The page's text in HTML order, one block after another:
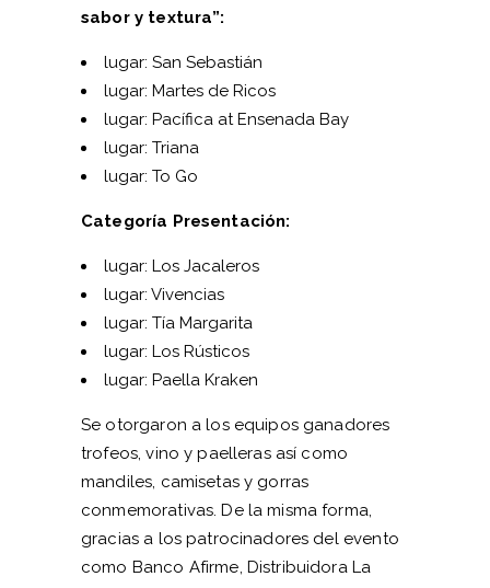
sabor y textura”:
lugar: San Sebastián
lugar: Martes de Ricos
lugar: Pacífica at Ensenada Bay
lugar: Triana
lugar: To Go
Categoría Presentación:
lugar: Los Jacaleros
lugar: Vivencias
lugar: Tía Margarita
lugar: Los Rústicos
lugar: Paella Kraken
Se otorgaron a los equipos ganadores
trofeos, vino y paelleras así como
mandiles, camisetas y gorras
conmemorativas. De la misma forma,
gracias a los patrocinadores del evento
como Banco Afirme, Distribuidora La